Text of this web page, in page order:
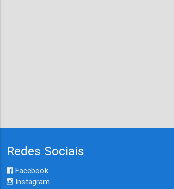
Redes Sociais
Facebook
Instagram